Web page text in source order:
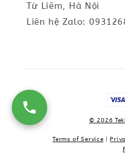
Từ Liêm, Hà Nội
Liên hệ Zalo:
© 2026
Terms of Service